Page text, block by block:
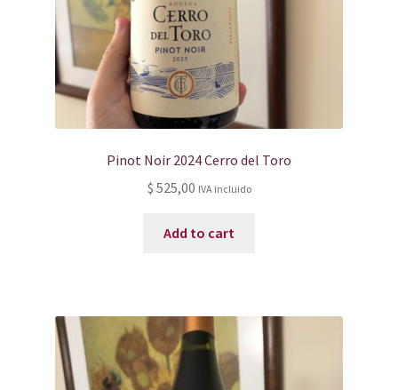
Pinot Noir 2024 Cerro del Toro
$ 525,00 IVA incluido
Add to cart